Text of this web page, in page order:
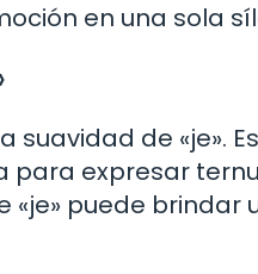
en una sola
suavidad de «je».
para expresar
«je» puede